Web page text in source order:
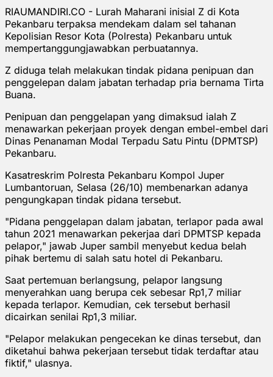
RIAUMANDIRI.CO - Lurah Maharani inisial Z di Kota
Pekanbaru terpaksa mendekam dalam sel tahanan
Kepolisian Resor Kota (Polresta) Pekanbaru untuk
mempertanggungjawabkan perbuatannya.
Z diduga telah melakukan tindak pidana penipuan dan
penggelepan dalam jabatan terhadap pria bernama Tirta
Buana.
Penipuan dan penggelapan yang dimaksud ialah Z
menawarkan pekerjaan proyek dengan embel-embel dari
Dinas Penanaman Modal Terpadu Satu Pintu (DPMTSP)
Pekanbaru.
Kasatreskrim Polresta Pekanbaru Kompol Juper
Lumbantoruan, Selasa (26/10) membenarkan adanya
pengungkapan tindak pidana tersebut.
"Pidana penggelapan dalam jabatan, terlapor pada awal
tahun 2021 menawarkan pekerjaa dari DPMTSP kepada
pelapor," jawab Juper sambil menyebut kedua belah
pihak bertemu di salah satu hotel di Pekanbaru.
Saat pertemuan berlangsung, pelapor langsung
menyerahkan uang berupa cek sebesar Rp1,7 miliar
kepada terlapor. Kemudian, cek tersebut berhasil
dicairkan senilai Rp1,3 miliar.
"Pelapor melakukan pengecekan ke dinas tersebut, dan
diketahui bahwa pekerjaan tersebut tidak terdaftar atau
fiktif," ulasnya.